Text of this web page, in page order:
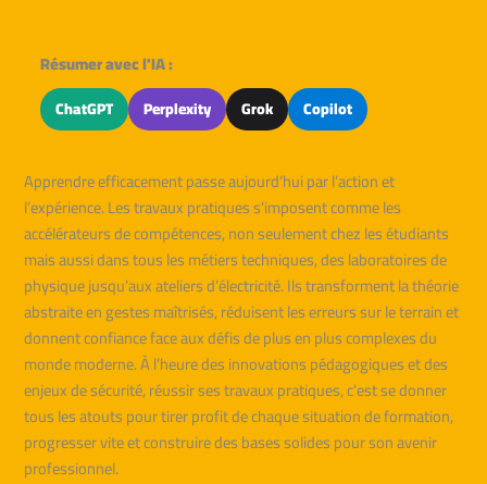
Résumer avec l'IA :
ChatGPT Perplexity Grok Copilot
Apprendre efficacement passe aujourd’hui par l’action et
l’expérience. Les travaux pratiques s’imposent comme les
accélérateurs de compétences, non seulement chez les étudiants
mais aussi dans tous les métiers techniques, des laboratoires de
physique jusqu’aux ateliers d’électricité. Ils transforment la théorie
abstraite en gestes maîtrisés, réduisent les erreurs sur le terrain et
donnent confiance face aux défis de plus en plus complexes du
monde moderne. À l’heure des innovations pédagogiques et des
enjeux de sécurité, réussir ses travaux pratiques, c’est se donner
tous les atouts pour tirer profit de chaque situation de formation,
progresser vite et construire des bases solides pour son avenir
professionnel.